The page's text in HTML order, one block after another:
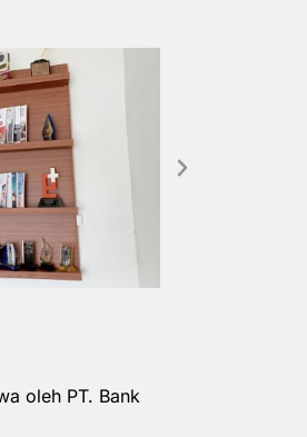
oleh PT. Bank